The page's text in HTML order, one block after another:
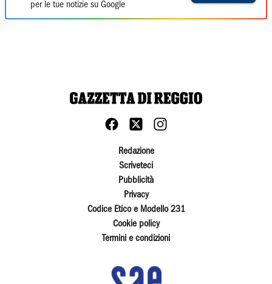
per le tue notizie su Google
Redazione
Scriveteci
Pubblicità
Privacy
Codice Etico e Modello 231
Cookie policy
Termini e condizioni